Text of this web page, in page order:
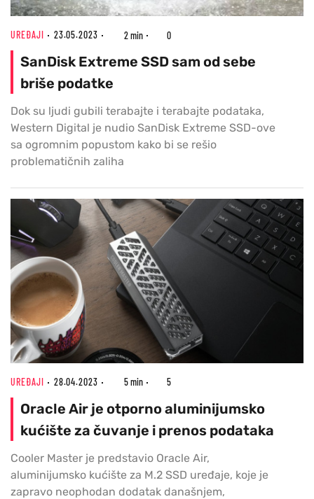
UREĐAJI 23.05.2023 2 min 0
SanDisk Extreme SSD sam od sebe
briše podatke
Dok su ljudi gubili terabajte i terabajte podataka,
Western Digital je nudio SanDisk Extreme SSD-ove
sa ogromnim popustom kako bi se rešio
problematičnih zaliha
UREĐAJI 28.04.2023 5 min 5
Oracle Air je otporno aluminijumsko
kućište za čuvanje i prenos podataka
Cooler Master je predstavio Oracle Air,
aluminijumsko kućište za M.2 SSD uređaje, koje je
zapravo neophodan dodatak današnjem,